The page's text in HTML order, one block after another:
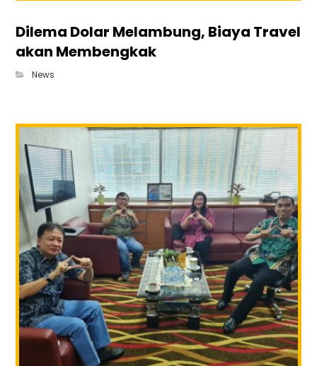
Dilema Dolar Melambung, Biaya Travel
akan Membengkak
News